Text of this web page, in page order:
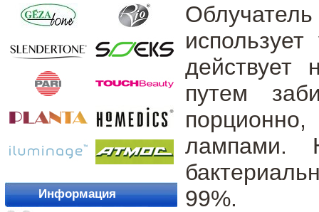
Информация
действует
путем
лампами.
99%.